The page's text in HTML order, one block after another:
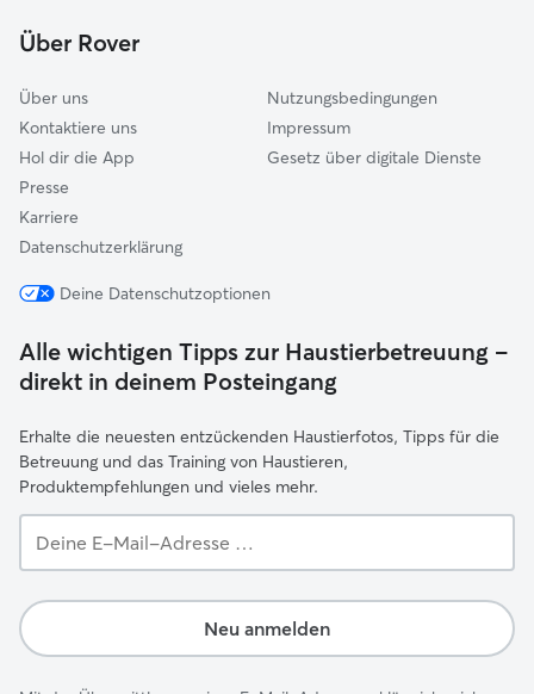
Meinerzhagen
Über Rover
Über uns
Kontaktiere uns
Hol dir die App
Presse
Karriere
Datenschutzerklärung
Nutzungsbedingungen
Impressum
Gesetz über digitale Dienste
Deine Datenschutzoptionen
Alle wichtigen Tipps zur Haustierbetreuung –
direkt in deinem Posteingang
Erhalte die neuesten entzückenden Haustierfotos, Tipps für die
Betreuung und das Training von Haustieren,
Produktempfehlungen und vieles mehr.
E-
Adresse …
Neu anmelden